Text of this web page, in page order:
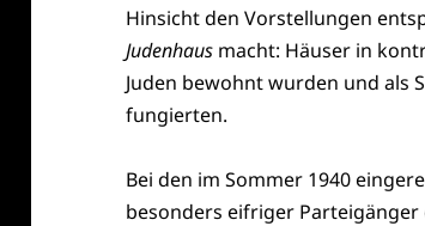
Hinsicht den Vorstellungen
Judenhaus macht: Häuser in
Juden bewohnt wurden und als
fungierten.
Bei den im Sommer 1940
besonders eifriger